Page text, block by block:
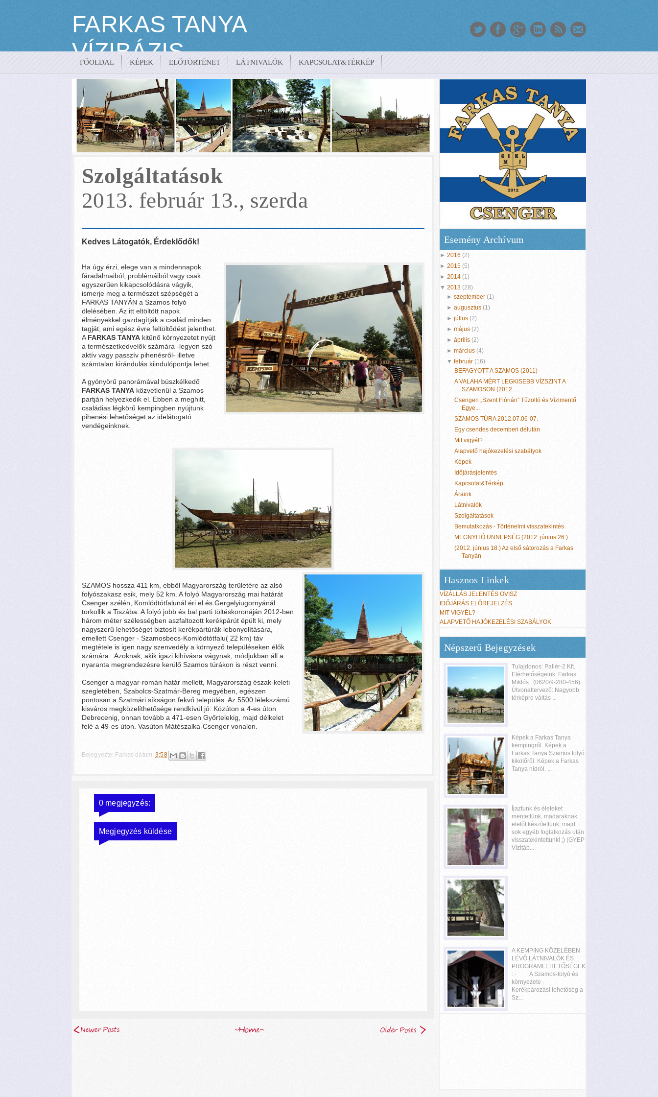
FARKAS TANYA
VÍZIBÁZIS
Kikötő és Kemping – Csenger | Telefon: +36 20 / 9-280-456
FŐOLDAL KÉPEK ELŐTÖRTÉNET LÁTNIVALÓK KAPCSOLAT&TÉRKÉP
Szolgáltatások
2013. február 13., szerda
Kedves Látogatók, Érdeklődők!
Ha úgy érzi, elege van a mindennapok
fáradalmaiból, problémáiból vagy csak
egyszerűen kikapcsolódásra vágyik,
ismerje meg a természet szépségét a
FARKAS TANYÁN a Szamos folyó
ölelésében. Az itt eltöltött napok
élményekkel gazdagítják a család minden
tagját, ami egész évre feltöltődést jelenthet.
A FARKAS TANYA kitűnő környezetet nyújt
a természetkedvelők számára -legyen szó
aktív vagy passzív pihenésről- illetve
számtalan kirándulás kiindulópontja lehet.
A gyönyörű panorámával büszkélkedő
FARKAS TANYA közvetlenül a Szamos
partján helyezkedik el. Ebben a meghitt,
családias légkörű kempingben nyújtunk
pihenési lehetőséget az idelátogató
vendégeinknek.
SZAMOS hossza 411 km, ebből Magyarország területére az alsó
folyószakasz esik, mely 52 km. A folyó Magyarország mai határát
Csenger szélén, Komlódtótfalunál éri el és Gergelyiugornyánál
torkollik a Tiszába. A folyó jobb és bal parti töltéskoronáján 2012-ben
három méter szélességben aszfaltozott kerékpárút épült ki, mely
nagyszerű lehetőséget biztosít kerékpártúrák lebonyolítására,
emellett Csenger - Szamosbecs-Komlódtótfalu( 22 km) táv
megtétele is igen nagy szenvedély a környező településeken élők
számára. Azoknak, akik igazi kihívásra vágynak, módjukban áll a
nyaranta megrendezésre kerülő Szamos túrákon is részt venni.
Csenger a magyar-román határ mellett, Magyarország észak-keleti
szegletében, Szabolcs-Szatmár-Bereg megyében, egészen
pontosan a Szatmári síkságon fekvő település. Az 5500 lélekszámú
kisváros megközelíthetősége rendkívül jó: Közúton a 4-es úton
Debrecenig, onnan tovább a 471-esen Győrtelekig, majd délkelet
felé a 49-es úton. Vasúton Mátészalka-Csenger vonalon.
Bejegyezte: Farkas dátum:3:58
0 megjegyzés:
Megjegyzés küldése
Esemény Archívum
► 2016 (2)
► 2015 (5)
► 2014 (1)
▼ 2013 (28)
►szeptember (1)
►augusztus (1)
►július (2)
►május (2)
►április (2)
►március (4)
▼február (16)
BEFAGYOTT A SZAMOS (2011)
A VALAHA MÉRT LEGKISEBB VÍZSZINT A
SZAMOSON (2012....
Csengeri „Szent Flórián” Tűzoltó és Vízimentő
Egye...
SZAMOS TÚRA 2012.07.06-07.
Egy csendes decemberi délután
Mit vigyél?
Alapvető hajókezelési szabályok
Képek
Időjárásjelentés
Kapcsolat&Térkép
Áraink
Látnivalók
Szolgáltatások
Bemutatkozás - Történelmi visszatekintés
MEGNYITÓ ÜNNEPSÉG (2012. június 26.)
(2012. június 18.) Az első sátorozás a Farkas
Tanyán
Hasznos Linkek
VÍZÁLLÁS JELENTÉS OVISZ
IDŐJÁRÁS ELŐREJELZÉS
MIT VIGYÉL?
ALAPVETŐ HAJÓKEZELÉSI SZABÁLYOK
Népszerű Bejegyzések
Tulajdonos: Pallér-2 Kft.
Elérhetőségeink: Farkas
Miklós (0620/9-280-456)
Útvonaltervező: Nagyobb
térképre váltás ...
Képek a Farkas Tanya
kempingről. Képek a
Farkas Tanya Szamos folyó
kikötőről. Képek a Farkas
Tanya hídról. ...
Íjaztunk és életeket
mentettünk, madaraknak
etetőt készítettünk, majd
sok egyéb foglalkozás után
visszatekintettünk! ;) (GYEP
Vízitáb...
A KEMPING KÖZELÉBEN
LÉVŐ LÁTNIVALÓK ÉS
PROGRAMLEHETŐSÉGEK
: · A Szamos-folyó és
környezete ·
Kerékpározási lehetőség a
Sz...